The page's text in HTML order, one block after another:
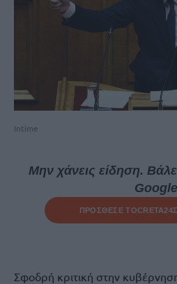
Intime
Μην χάνεις είδηση.
Google
ΠΡΟΣΘΕΣΕ ΤΟCRETA24
Σφοδρή κριτική στην